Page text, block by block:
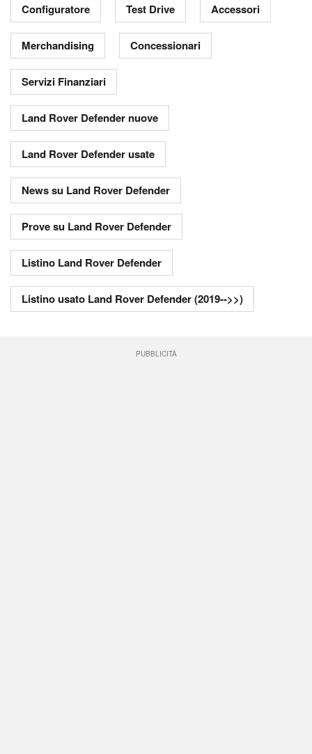
Configuratore Test Drive Accessori
Merchandising Concessionari
Servizi Finanziari
Land Rover Defender nuove
Land Rover Defender usate
News su Land Rover Defender
Prove su Land Rover Defender
Listino Land Rover Defender
Listino usato Land Rover Defender (2019-->>)
PUBBLICITÀ